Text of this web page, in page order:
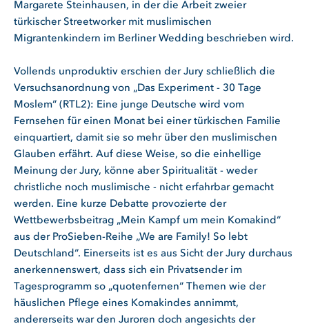
Margarete Steinhausen, in der die Arbeit zweier
türkischer Streetworker mit muslimischen
Migrantenkindern im Berliner Wedding beschrieben wird.
Vollends unproduktiv erschien der Jury schließlich die
Versuchsanordnung von „Das Experiment - 30 Tage
Moslem“ (RTL2): Eine junge Deutsche wird vom
Fernsehen für einen Monat bei einer türkischen Familie
einquartiert, damit sie so mehr über den muslimischen
Glauben erfährt. Auf diese Weise, so die einhellige
Meinung der Jury, könne aber Spiritualität - weder
christliche noch muslimische - nicht erfahrbar gemacht
werden. Eine kurze Debatte provozierte der
Wettbewerbsbeitrag „Mein Kampf um mein Komakind“
aus der ProSieben-Reihe „We are Family! So lebt
Deutschland“. Einerseits ist es aus Sicht der Jury durchaus
anerkennenswert, dass sich ein Privatsender im
Tagesprogramm so „quotenfernen“ Themen wie der
häuslichen Pflege eines Komakindes annimmt,
andererseits war den Juroren doch angesichts der